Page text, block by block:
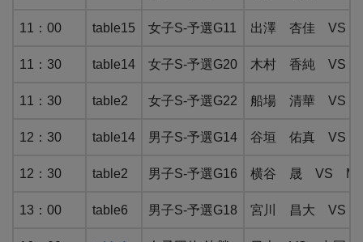
11：00 table15 女子S-予選G11 出澤 杏佳 VS
11：30 table14 女子S-予選G20 木村 香純 VS
11：30 table2 女子S-予選G22 船場 清華 VS
12：30 table14 男子S-予選G14 谷垣 佑真 VS
12：30 table2 男子S-予選G16 横谷 晟 VS
13：00 table6 男子S-予選G18 宮川 昌大 VS